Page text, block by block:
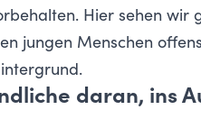
Hier sehen wir
jungen Menschen
daran, ins